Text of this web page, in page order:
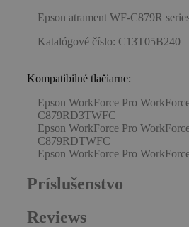
Epson atrament WF-C879R
Katalógové číslo: C13T05B240
Kompatibilné tlačiarne:
Epson WorkForce Pro
C879RD3TWFC
Epson WorkForce Pro
C879RDTWFC
Epson WorkForce Pro
Príslušenstvo
Reviews